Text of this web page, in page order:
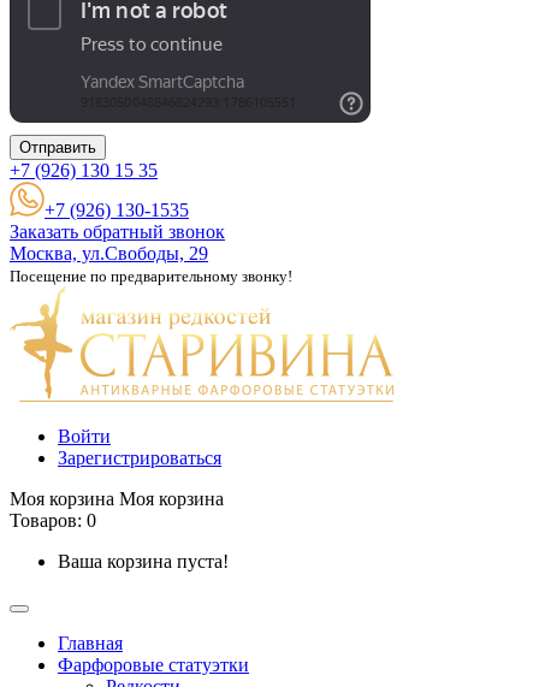
Отправить
+7 (926) 130 15 35
+7 (926) 130-1535
Заказать обратный звонок
Москва, ул.Свободы, 29
Посещение по предварительному звонку!
Войти
Зарегистрироваться
Моя корзина Моя корзина
Товаров: 0
Ваша корзина пуста!
Главная
Фарфоровые статуэтки